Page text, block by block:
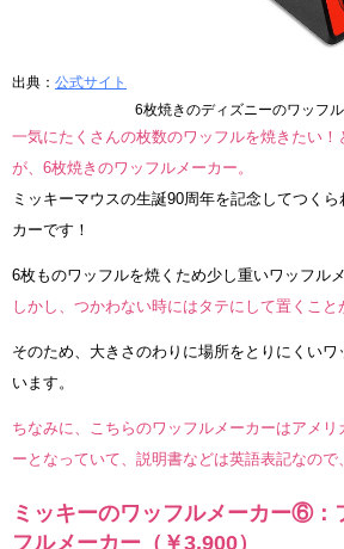
出典： 公式サイト
6枚焼きのディズニーのワッフ
一気にたくさんの枚数のワッフルを焼きたい
が、6枚焼きのワッフルメーカー。
ミッキーマウスの生誕90周年を記念してつく
カーです！
6枚ものワッフルを焼くため少し重いワッフル
しかし、つかわない時にはタテにして置くこと
そのため、大きさのわりに場所をとりにくい
います。
ちなみに、こちらのワッフルメーカーはアメリ
ーとなっていて、説明書などは英語表記なので
ミッキーのワッフルメーカー⑥：
フルメーカー（￥3,900）